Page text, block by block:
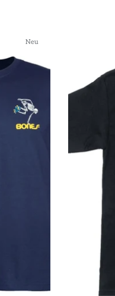
Neu